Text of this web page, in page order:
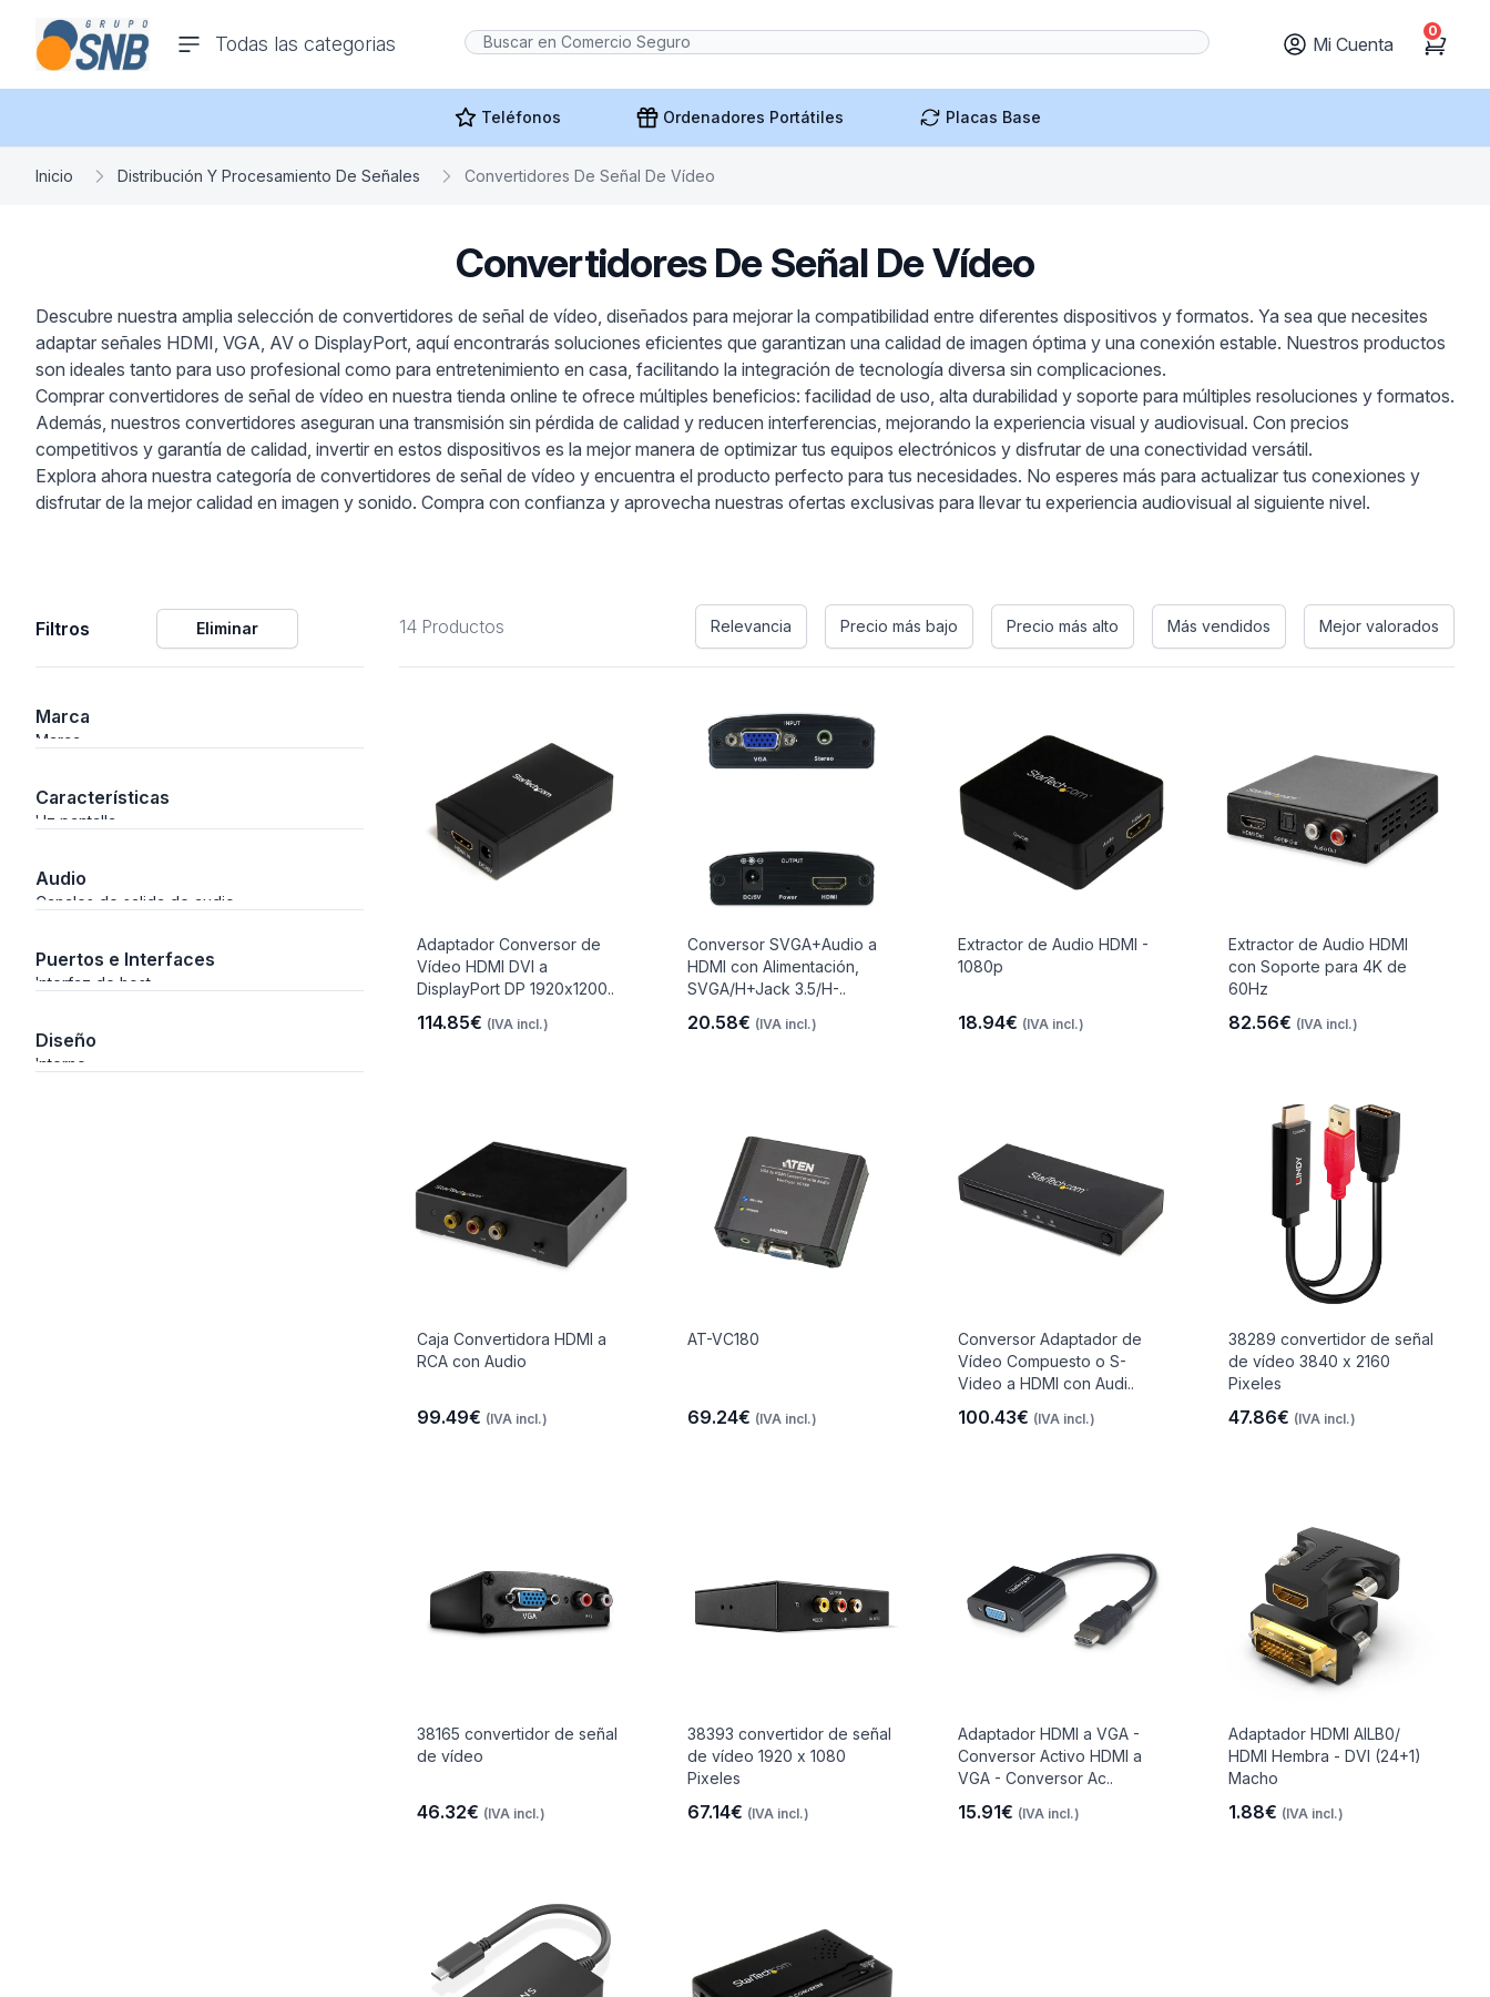
Todas las categorias
Y
comercioseguro.es
Mi Cuenta Cart
0
Teléfonos Ordenadores Portátiles Placas Base
Inicio Distribución Y Procesamiento De Señales Convertidores De Señal De Vídeo
Convertidores De Señal De Vídeo
Descubre nuestra amplia selección de convertidores de señal de vídeo, diseñados para mejorar la compatibilidad entre diferentes dispositivos y formatos. Ya sea que necesites
adaptar señales HDMI, VGA, AV o DisplayPort, aquí encontrarás soluciones eficientes que garantizan una calidad de imagen óptima y una conexión estable. Nuestros productos
son ideales tanto para uso profesional como para entretenimiento en casa, facilitando la integración de tecnología diversa sin complicaciones.
Comprar convertidores de señal de vídeo en nuestra tienda online te ofrece múltiples beneficios: facilidad de uso, alta durabilidad y soporte para múltiples resoluciones y formatos.
Además, nuestros convertidores aseguran una transmisión sin pérdida de calidad y reducen interferencias, mejorando la experiencia visual y audiovisual. Con precios
competitivos y garantía de calidad, invertir en estos dispositivos es la mejor manera de optimizar tus equipos electrónicos y disfrutar de una conectividad versátil.
Explora ahora nuestra categoría de convertidores de señal de vídeo y encuentra el producto perfecto para tus necesidades. No esperes más para actualizar tus conexiones y
disfrutar de la mejor calidad en imagen y sonido. Compra con confianza y aprovecha nuestras ofertas exclusivas para llevar tu experiencia audiovisual al siguiente nivel.
Filtros Eliminar
Marca
Marca
Características
Hz pantalla
Audio
Canales de salida de audio
Puertos e Interfaces
Interfaz de host
Diseño
Interno
14 Productos Relevancia Precio más bajo Precio más alto Más vendidos Mejor valorados
Adaptador Conversor de
Vídeo HDMI DVI a
DisplayPort DP 1920x1200..
114.85€ (IVA incl.)
Conversor SVGA+Audio a
HDMI con Alimentación,
SVGA/H+Jack 3.5/H-..
20.58€ (IVA incl.)
Extractor de Audio HDMI -
1080p
18.94€ (IVA incl.)
Extractor de Audio HDMI
con Soporte para 4K de
60Hz
82.56€ (IVA incl.)
Caja Convertidora HDMI a
RCA con Audio
99.49€ (IVA incl.)
AT-VC180
69.24€ (IVA incl.)
Conversor Adaptador de
Vídeo Compuesto o S-
Video a HDMI con Audi..
100.43€ (IVA incl.)
38289 convertidor de señal
de vídeo 3840 x 2160
Pixeles
47.86€ (IVA incl.)
38165 convertidor de señal
de vídeo
46.32€ (IVA incl.)
38393 convertidor de señal
de vídeo 1920 x 1080
Pixeles
67.14€ (IVA incl.)
Adaptador HDMI a VGA -
Conversor Activo HDMI a
VGA - Conversor Ac..
15.91€ (IVA incl.)
Adaptador HDMI AILB0/
HDMI Hembra - DVI (24+1)
Macho
1.88€ (IVA incl.)